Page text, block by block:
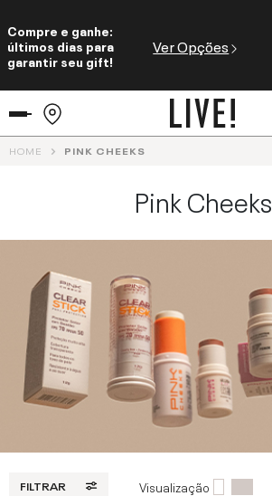
Compre e ganhe:
últimos dias para
garantir seu gift!
Ver Opções
HOME PINK CHEEKS
Pink Cheeks
FILTRAR Visualização